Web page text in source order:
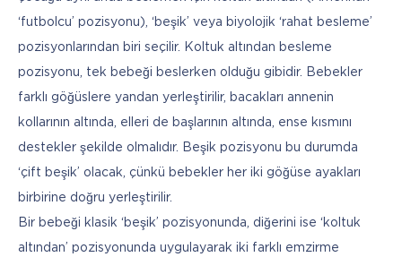
‘futbolcu’ pozisyonu), ‘beşik’ veya biyolojik ‘rahat besleme’
pozisyonlarından biri seçilir. Koltuk altından besleme
pozisyonu, tek bebeği beslerken olduğu gibidir. Bebekler
farklı göğüslere yandan yerleştirilir, bacakları annenin
kollarının altında, elleri de başlarının altında, ense kısmını
destekler şekilde olmalıdır. Beşik pozisyonu bu durumda
‘çift beşik’ olacak, çünkü bebekler her iki göğüse ayakları
birbirine doğru yerleştirilir.
Bir bebeği klasik ‘beşik’ pozisyonunda, diğerini ise ‘koltuk
altından’ pozisyonunda uygulayarak iki farklı emzirme